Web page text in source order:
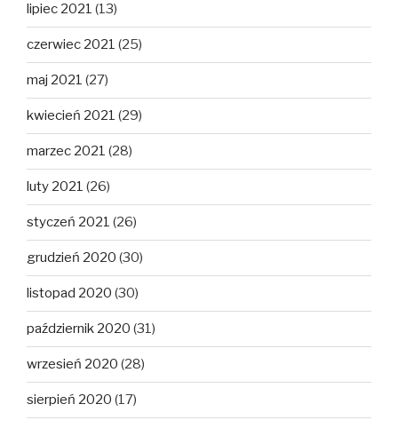
lipiec 2021 (13)
czerwiec 2021 (25)
maj 2021 (27)
kwiecień 2021 (29)
marzec 2021 (28)
luty 2021 (26)
styczeń 2021 (26)
grudzień 2020 (30)
listopad 2020 (30)
październik 2020 (31)
wrzesień 2020 (28)
sierpień 2020 (17)